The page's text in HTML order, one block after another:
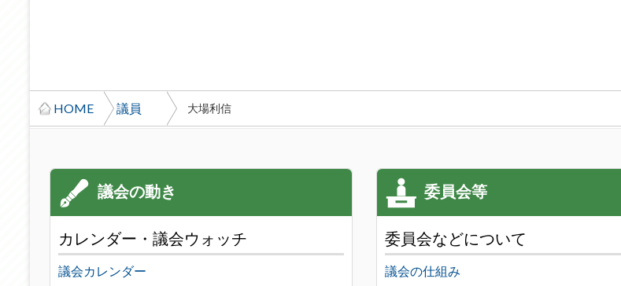
HOME 議員 大場利信
カレンダー・議会ウォッチ
議会カレンダー
委員会などについて
議会の仕組み